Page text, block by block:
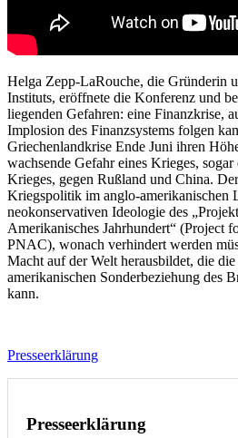
Helga Zepp-LaRouche, die Gründerin
Instituts, eröffnete die Konferenz und
liegenden Gefahren: eine Finanzkrise,
Implosion des Finanzsystems folgen
Griechenlandkrise Ende Juni ihren
wachsende Gefahr eines Krieges,
Krieges, gegen Rußland und China.
Kriegspolitik im anglo-amerikanischen
neokonservativen Ideologie des
Amerikanisches Jahrhundert“ (Project
PNAC), wonach verhindert werden
Macht auf der Welt herausbildet, die
amerikanischen Sonderbeziehung des
kann.
Presseerklärung
Presseerklärung